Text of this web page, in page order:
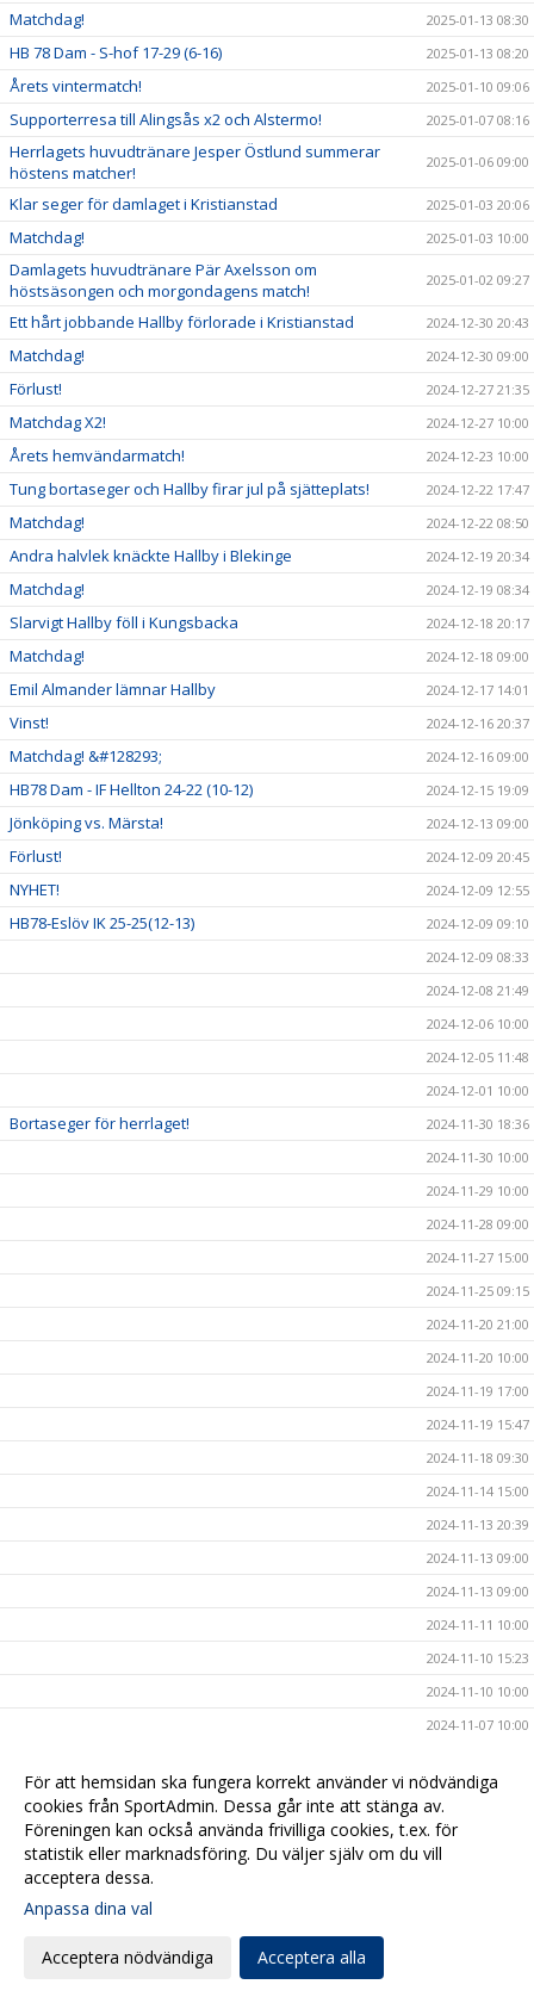
Matchdag! 2025-01-13 08:30
HB 78 Dam - S-hof 17-29 (6-16) 2025-01-13 08:20
Årets vintermatch! 2025-01-10 09:06
Supporterresa till Alingsås x2 och Alstermo! 2025-01-07 08:16
Herrlagets huvudtränare Jesper Östlund summerar
höstens matcher!
2025-01-06 09:00
Klar seger för damlaget i Kristianstad 2025-01-03 20:06
Matchdag! 2025-01-03 10:00
Damlagets huvudtränare Pär Axelsson om
höstsäsongen och morgondagens match!
2025-01-02 09:27
Ett hårt jobbande Hallby förlorade i Kristianstad 2024-12-30 20:43
Matchdag! 2024-12-30 09:00
Förlust! 2024-12-27 21:35
Matchdag X2! 2024-12-27 10:00
Årets hemvändarmatch! 2024-12-23 10:00
Tung bortaseger och Hallby firar jul på sjätteplats! 2024-12-22 17:47
Matchdag! 2024-12-22 08:50
Andra halvlek knäckte Hallby i Blekinge 2024-12-19 20:34
Matchdag! 2024-12-19 08:34
Slarvigt Hallby föll i Kungsbacka 2024-12-18 20:17
Matchdag! 2024-12-18 09:00
Emil Almander lämnar Hallby 2024-12-17 14:01
Vinst! 2024-12-16 20:37
Matchdag! &#128293; 2024-12-16 09:00
HB78 Dam - IF Hellton 24-22 (10-12) 2024-12-15 19:09
Jönköping vs. Märsta! 2024-12-13 09:00
Förlust! 2024-12-09 20:45
NYHET! 2024-12-09 12:55
HB78-Eslöv IK 25-25(12-13)
2024-12-09 09:10
2024-12-09 08:33
2024-12-08 21:49
2024-12-06 10:00
2024-12-05 11:48
2024-12-01 10:00
Bortaseger för herrlaget!
2024-11-30 18:36
2024-11-30 10:00
2024-11-29 10:00
2024-11-28 09:00
2024-11-27 15:00
2024-11-25 09:15
2024-11-20 21:00
2024-11-20 10:00
2024-11-19 17:00
2024-11-19 15:47
2024-11-18 09:30
2024-11-14 15:00
2024-11-13 20:39
2024-11-13 09:00
2024-11-13 09:00
2024-11-11 10:00
2024-11-10 15:23
2024-11-10 10:00
2024-11-07 10:00
2024-11-05 19:00
2024-11-05 15:10
2024-11-04 20:32
För att hemsidan ska fungera korrekt använder vi nödvändiga
cookies från SportAdmin. Dessa går inte att stänga av.
Föreningen kan också använda frivilliga cookies, t.ex. för
statistik eller marknadsföring. Du väljer själv om du vill
acceptera dessa.
Anpassa dina val
Acceptera nödvändiga Acceptera alla